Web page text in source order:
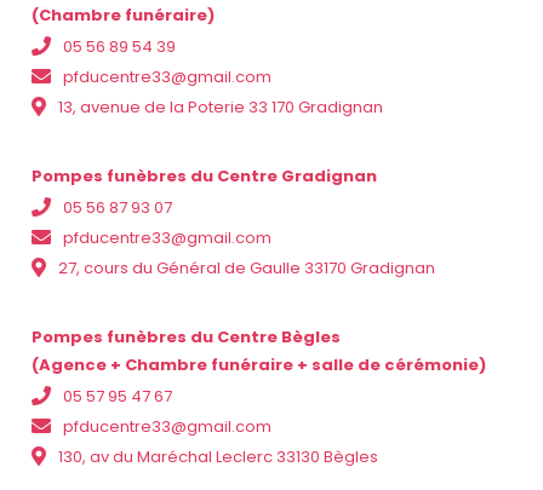
(Chambre funéraire)
05 56 89 54 39
pfducentre33@gmail.com
13, avenue de la Poterie 33 170 Gradignan
Pompes funèbres du Centre Gradignan
05 56 87 93 07
pfducentre33@gmail.com
27, cours du Général de Gaulle 33170 Gradignan
Pompes funèbres du Centre Bègles
(Agence + Chambre funéraire + salle de cérémonie)
05 57 95 47 67
pfducentre33@gmail.com
130, av du Maréchal Leclerc 33130 Bègles